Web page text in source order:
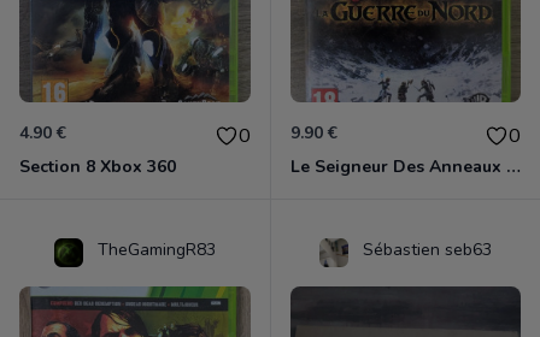
4.90 € 0
Section 8 Xbox 360
9.90 € 0
Le Seigneur Des Anneaux - La Guerre Du Nord Xbox 360
TheGamingR83 Sébastien seb63